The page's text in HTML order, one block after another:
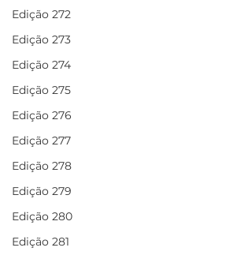
Edição 272
Edição 273
Edição 274
Edição 275
Edição 276
Edição 277
Edição 278
Edição 279
Edição 280
Edição 281